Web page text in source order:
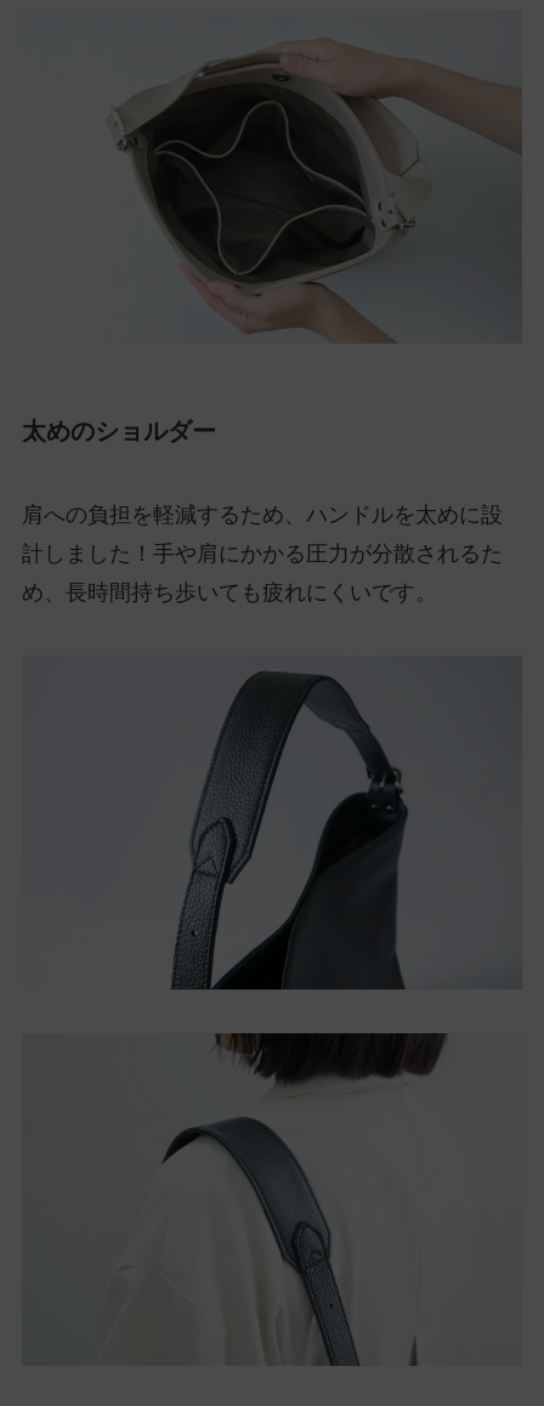
太めのショルダー
肩への負担を軽減するため、ハンドルを太めに設
計しました！手や肩にかかる圧力が分散されるた
め、長時間持ち歩いても疲れにくいです。